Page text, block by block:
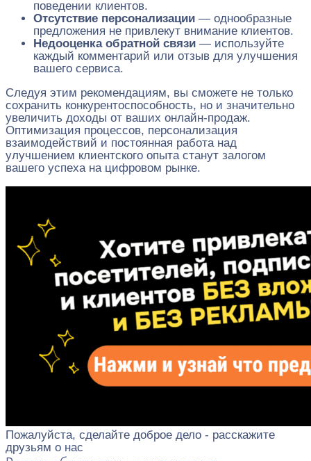
поведении клиентов.
Отсутствие персонализации — однообразные
предложения не привлекут внимание клиентов.
Недооценка обратной связи — используйте
каждый комментарий или отзыв для улучшения
вашего сервиса.
Следуя этим рекомендациям, вы сможете не только
сохранить конкурентоспособность, но и значительно
увеличить доходы от ваших онлайн-продаж.
Оптимизация процессов, персонализация
взаимодействий и постоянная работа над
улучшением клиентского опыта станут залогом
вашего успеха на цифровом рынке.
Пожалуйста, сделайте доброе дело - расскажите
друзьям о нас